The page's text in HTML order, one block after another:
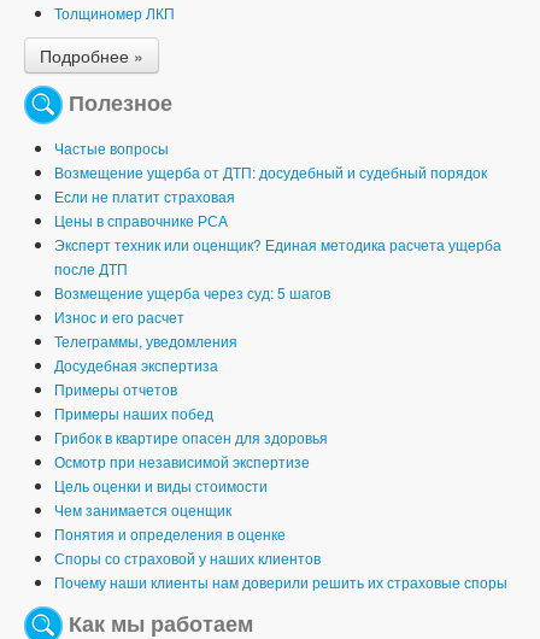
Толщиномер ЛКП
Подробнее »
Полезное
Частые вопросы
Возмещение ущерба от ДТП: досудебный и судебный порядок
Если не платит страховая
Цены в справочнике РСА
Эксперт техник или оценщик? Единая методика расчета ущерба
после ДТП
Возмещение ущерба через суд: 5 шагов
Износ и его расчет
Телеграммы, уведомления
Досудебная экспертиза
Примеры отчетов
Примеры наших побед
Грибок в квартире опасен для здоровья
Осмотр при независимой экспертизе
Цель оценки и виды стоимости
Чем занимается оценщик
Понятия и определения в оценке
Споры со страховой у наших клиентов
Почему наши клиенты нам доверили решить их страховые споры
Как мы работаем